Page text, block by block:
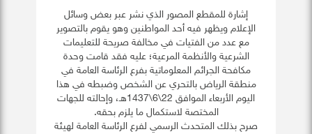
إشارة للمقطع المصور الذي نشر عبر بعض وسائل
الإعلام ويظهر فيه أحد المواطنين وهو يقوم بالتصوير
مع عدد من الفتيات في مخالفة صريحة للتعليمات
الشرعية والأنظمة المرعية؛ عليه فقد قامت وحدة
مكافحة الجرائم المعلوماتية بفرع الرئاسة العامة في
منطقة الرياض بالتحري عن الشخص وضبطه في هذا
اليوم الأربعاء الموافق 22\6\1437هـ، وإحالته للجهات
المختصة لاستكمال ما يلزم بحقه.
صرح بذلك المتحدث الرسمي لفرع الرئاسة العامة لهيئة